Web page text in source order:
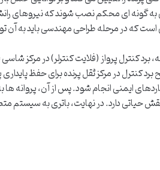
گونه ای محکم نصب شوند که نیروهای رانش
که در مرحله طراحی مهندسی باید به آن
برد کنترل پرواز (فلایت کنترلر) در مرکز
ایمنی انجام شود. پس از آن، پروانه
نقش حیاتی دارد. در نهایت، باتری به